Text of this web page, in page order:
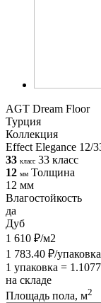
AGT Dream Floor
Турция
Коллекция
Effect Elegance 12/
33 класс 33 класс
12 мм Толщина
12 мм
Влагостойкость
да
Дуб
1 610 ₽/м2
1 783.40 ₽/упаковка
1 упаковка =
на складе
Площадь пола, м2